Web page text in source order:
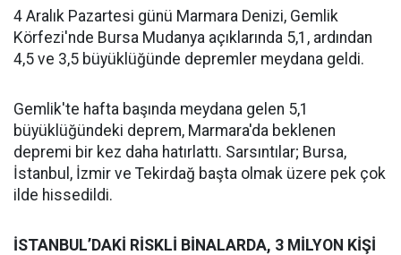
4 Aralık Pazartesi günü Marmara Denizi, Gemlik
Körfezi'nde Bursa Mudanya açıklarında 5,1, ardından
4,5 ve 3,5 büyüklüğünde depremler meydana geldi.
Gemlik'te hafta başında meydana gelen 5,1
büyüklüğündeki deprem, Marmara'da beklenen
depremi bir kez daha hatırlattı. Sarsıntılar; Bursa,
İstanbul, İzmir ve Tekirdağ başta olmak üzere pek çok
ilde hissedildi.
İSTANBUL’DAKİ RİSKLİ BİNALARDA, 3 MİLYON KİŞİ